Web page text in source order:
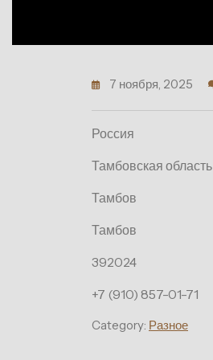
7 ноября, 2025
Россия
Тамбовская область
Тамбов
Тамбов
392024
+7 (910) 857-01-71
Category: Разное